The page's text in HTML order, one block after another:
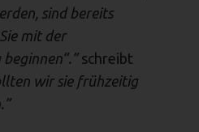
sind bereits
mit der
schreibt
wir sie frühzeitig